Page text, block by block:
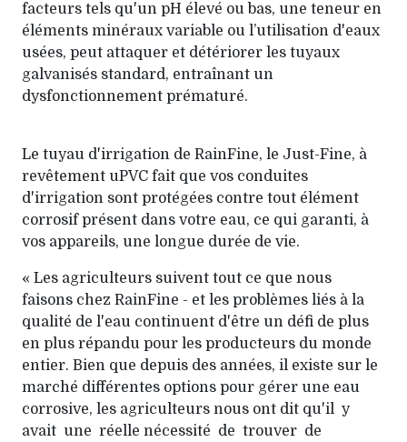
facteurs tels qu'un pH élevé ou bas, une teneur en
élé­ments minéraux variable ou l’utilisation d'eaux
usées, peut attaquer et détériorer les tuyaux
galvani­sés standard, entraînant un
dysfonctionnement prématuré.
Le tuyau d'irrigation de RainFine, le Just-Fine, à
revête­ment uPVC fait que vos conduites
d'irrigation sont protégées contre tout élément
corrosif présent dans votre eau, ce qui garanti, à
vos appareils, une longue durée de vie.
« Les agriculteurs suivent tout ce que nous
faisons chez RainFine - et les problèmes liés à la
qualité de l'eau continuent d'être un défi de plus
en plus répandu pour les producteurs du monde
entier. Bien que depuis des années, il existe sur le
marché différentes options pour gérer une eau
corrosive, les agriculteurs nous ont dit qu'il y
avait une réelle nécessité de trouver de